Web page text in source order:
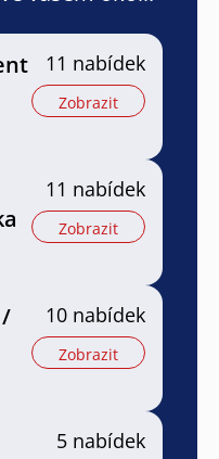
11 nabídek
Zobrazit
11 nabídek
Zobrazit
10 nabídek
Zobrazit
5 nabídek